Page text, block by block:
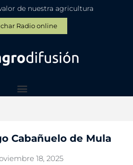
de nuestra agricultura
Radio online
Cabañuelo de Mula
18, 2025